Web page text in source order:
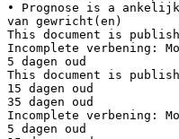
• Prognose is a
van gewricht(en)
This document is
Incomplete verbening:
5 dagen oud
This document is
15 dagen oud
35 dagen oud
Incomplete verbening:
5 dagen oud